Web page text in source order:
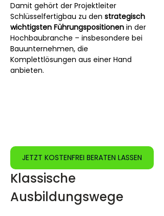
Damit gehört der Projektleiter
Schlüsselfertigbau zu den strategisch
wichtigsten Führungspositionen in der
Hochbaubranche – insbesondere bei
Bauunternehmen, die
Komplettlösungen aus einer Hand
anbieten.
JETZT KOSTENFREI BERATEN LASSEN
Klassische
Ausbildungswege